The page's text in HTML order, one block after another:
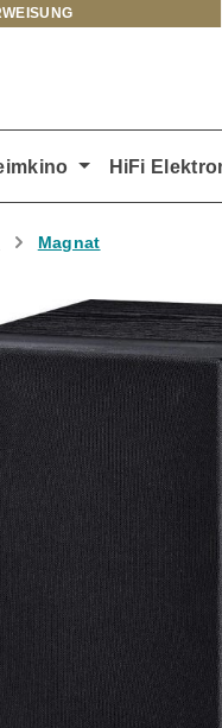
HiFi
Magnat